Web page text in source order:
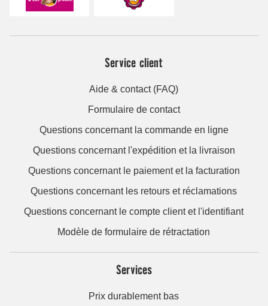
Aide & contact (FAQ)
Questions concernant l'expédition et la livraison
Questions concernant le paiement et la facturation
Questions concernant les retours et réclamations
Questions concernant le compte client et l'identifiant
Modèle de formulaire de rétractation
Services
Prix durablement bas
Réservation en ligne et retrait en magasin
Découpe de bois
Service de location
Location de remorques et de véhicules